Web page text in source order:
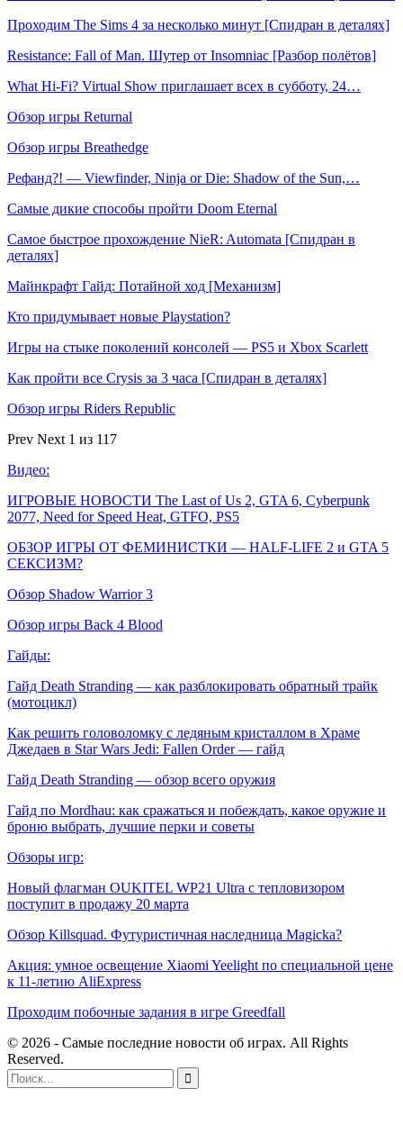
Проходим The Sims 4 за несколько минут [Спидран в деталях]
Resistance: Fall of Man. Шутер от Insomniac [Разбор полётов]
What Hi-Fi? Virtual Show приглашает всех в субботу, 24…
Обзор игры Returnal
Обзор игры Breathedge
Рефанд?! — Viewfinder, Ninja or Die: Shadow of the Sun,…
Самые дикие способы пройти Doom Eternal
Самое быстрое прохождение NieR: Automata [Спидран в
деталях]
Майнкрафт Гайд: Потайной ход [Механизм]
Кто придумывает новые Playstation?
Игры на стыке поколений консолей — PS5 и Xbox Scarlett
Как пройти все Crysis за 3 часа [Спидран в деталях]
Обзор игры Riders Republic
Prev Next 1 из 117
Видео:
ИГРОВЫЕ НОВОСТИ The Last of Us 2, GTA 6, Cyberpunk
2077, Need for Speed Heat, GTFO, PS5
ОБЗОР ИГРЫ ОТ ФЕМИНИСТКИ — HALF-LIFE 2 и GTA 5
СЕКСИЗМ?
Обзор Shadow Warrior 3
Обзор игры Back 4 Blood
Гайды:
Гайд Death Stranding — как разблокировать обратный трайк
(мотоцикл)
Как решить головоломку с ледяным кристаллом в Храме
Джедаев в Star Wars Jedi: Fallen Order — гайд
Гайд Death Stranding — обзор всего оружия
Гайд по Mordhau: как сражаться и побеждать, какое оружие и
броню выбрать, лучшие перки и советы
Обзоры игр:
Новый флагман OUKITEL WP21 Ultra с тепловизором
поступит в продажу 20 марта
Обзор Killsquad. Футуристичная наследница Magicka?
Акция: умное освещение Xiaomi Yeelight по специальной цене
к 11-летию AliExpress
Проходим побочные задания в игре Greedfall
© 2026 - Самые последние новости об играх. All Rights
Reserved.